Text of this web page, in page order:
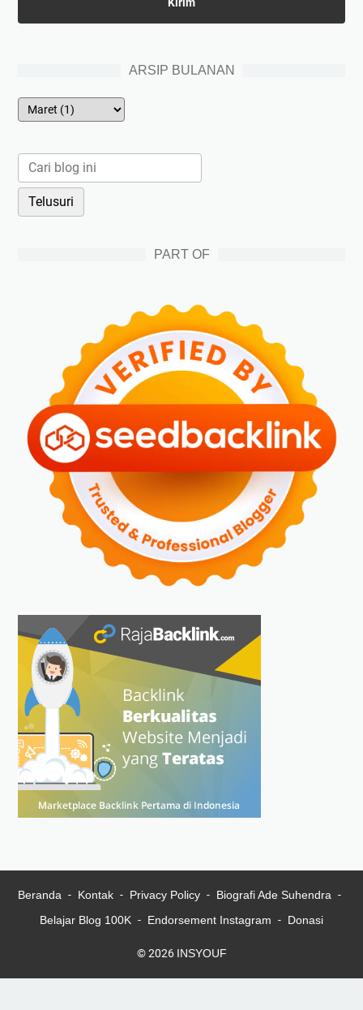
ARSIP BULANAN
PART OF
Beranda Kontak Privacy Policy
Biografi Ade Suhendra
Belajar Blog 100K
Endorsement Instagram Donasi
© 2026 INSYOUF